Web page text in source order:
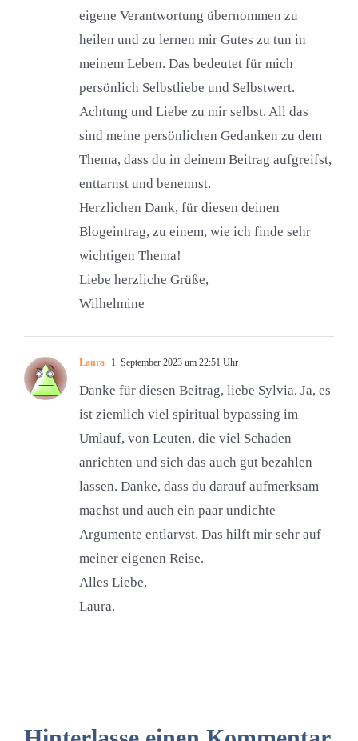
eigene Verantwortung übernommen zu
heilen und zu lernen mir Gutes zu tun in
meinem Leben. Das bedeutet für mich
persönlich Selbstliebe und Selbstwert.
Achtung und Liebe zu mir selbst. All das
sind meine persönlichen Gedanken zu dem
Thema, dass du in deinem Beitrag aufgreifst,
enttarnst und benennst.
Herzlichen Dank, für diesen deinen
Blogeintrag, zu einem, wie ich finde sehr
wichtigen Thema!
Liebe herzliche Grüße,
Wilhelmine
Laura 1. September 2023 um 22:51 Uhr
Danke für diesen Beitrag, liebe Sylvia. Ja, es
ist ziemlich viel spiritual bypassing im
Umlauf, von Leuten, die viel Schaden
anrichten und sich das auch gut bezahlen
lassen. Danke, dass du darauf aufmerksam
machst und auch ein paar undichte
Argumente entlarvst. Das hilft mir sehr auf
meiner eigenen Reise.
Alles Liebe,
Laura.